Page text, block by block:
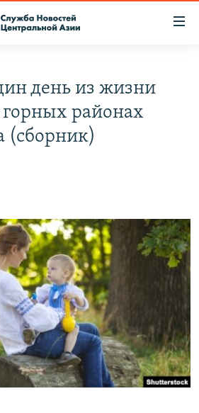
день из жизни
районах
(сборник)